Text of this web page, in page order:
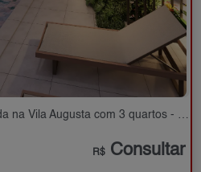
Augusta com 3 quartos - 72 e 74 m²
R$ Consultar